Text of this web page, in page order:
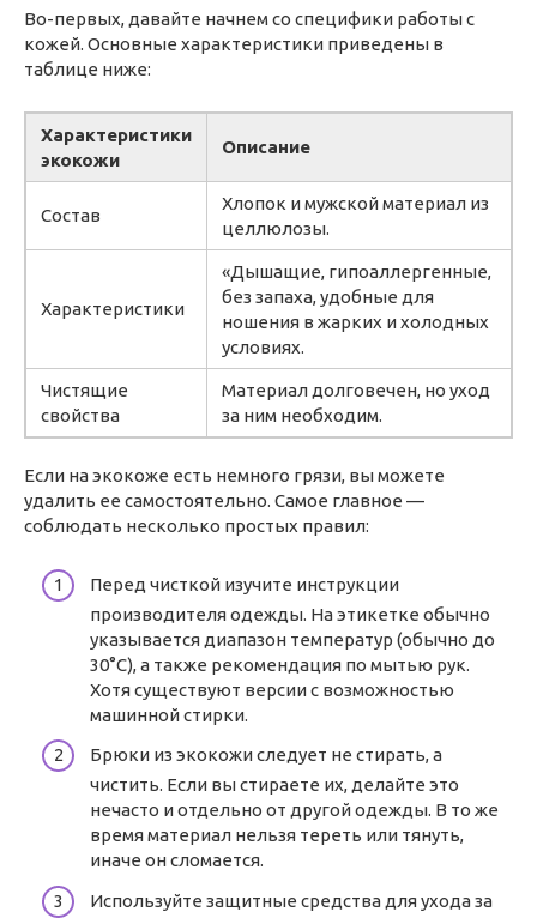
Во-первых, давайте начнем со специфики работы с
кожей. Основные характеристики приведены в
таблице ниже:
Характеристики
экокожи
Описание
Состав
Хлопок и мужской материал из
целлюлозы.
Характеристики
«Дышащие, гипоаллергенные,
без запаха, удобные для
ношения в жарких и холодных
условиях.
Чистящие
свойства
Материал долговечен, но уход
за ним необходим.
Если на экокоже есть немного грязи, вы можете
удалить ее самостоятельно. Самое главное —
соблюдать несколько простых правил:
Перед чисткой изучите инструкции
производителя одежды. На этикетке обычно
указывается диапазон температур (обычно до
30°C), а также рекомендация по мытью рук.
Хотя существуют версии с возможностью
машинной стирки.
Брюки из экокожи следует не стирать, а
чистить. Если вы стираете их, делайте это
нечасто и отдельно от другой одежды. В то же
время материал нельзя тереть или тянуть,
иначе он сломается.
Используйте защитные средства для ухода за